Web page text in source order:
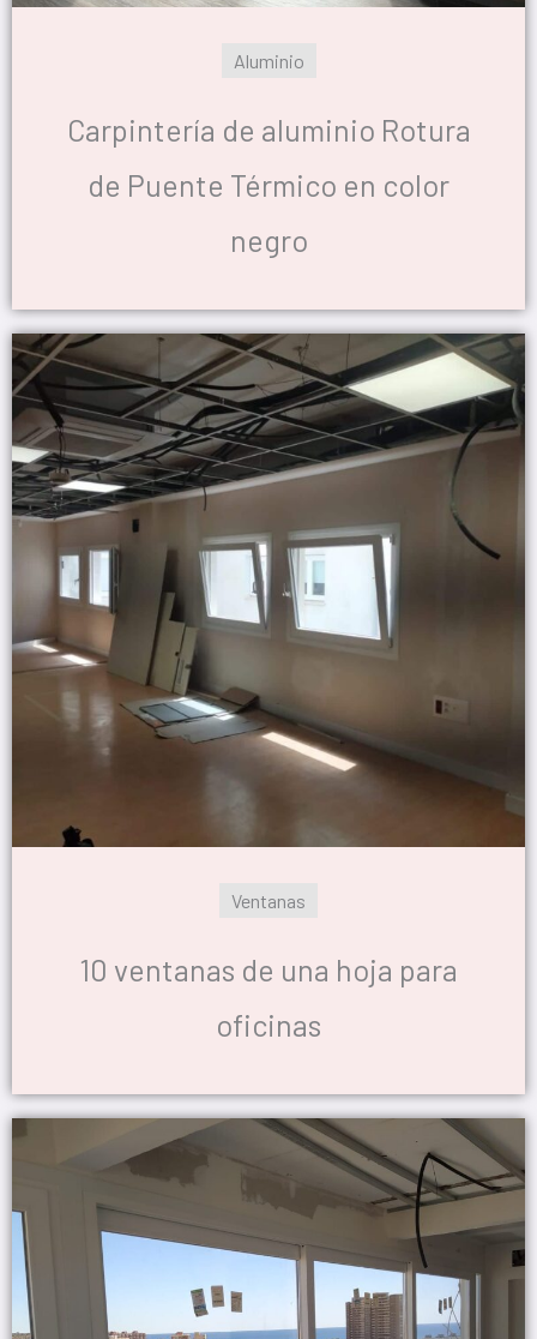
Aluminio
Carpintería de aluminio Rotura
de Puente Térmico en color
negro
Ventanas
10 ventanas de una hoja para
oficinas